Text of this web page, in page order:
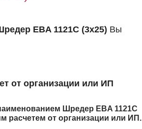
EBA 1121C (3x25) Вы
от организации или ИП
Шредер EBA 1121C
расчетем от организации или ИП.